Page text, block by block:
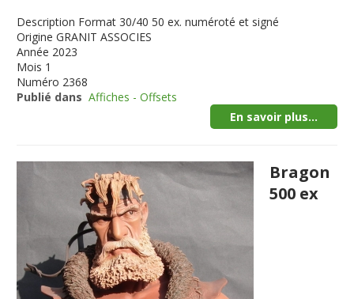
Description Format 30/40 50 ex. numéroté et signé
Origine GRANIT ASSOCIES
Année 2023
Mois 1
Numéro 2368
Publié dans Affiches - Offsets
En savoir plus...
Bragon
500 ex